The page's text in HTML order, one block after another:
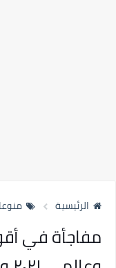
الرئيسية
مفاجأة في